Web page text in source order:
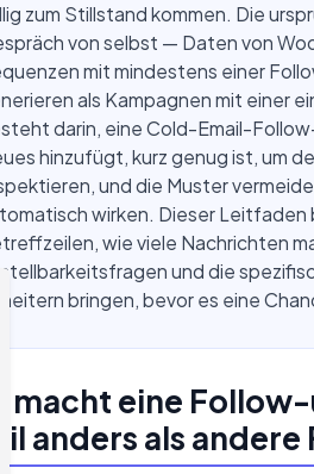
zum Stillstand kommen. Die
von selbst — Daten von
mit mindestens einer
als Kampagnen mit einer
darin, eine Cold-Email-
hinzufügt, kurz genug ist, um
und die Muster
wirken. Dieser Leitfaden
wie viele Nachrichten
und die
bringen, bevor es eine
macht eine
anders als